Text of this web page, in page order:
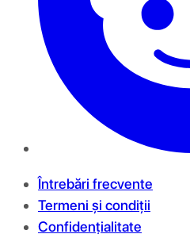
Întrebări frecvente
Termeni și condiții
Confidențialitate